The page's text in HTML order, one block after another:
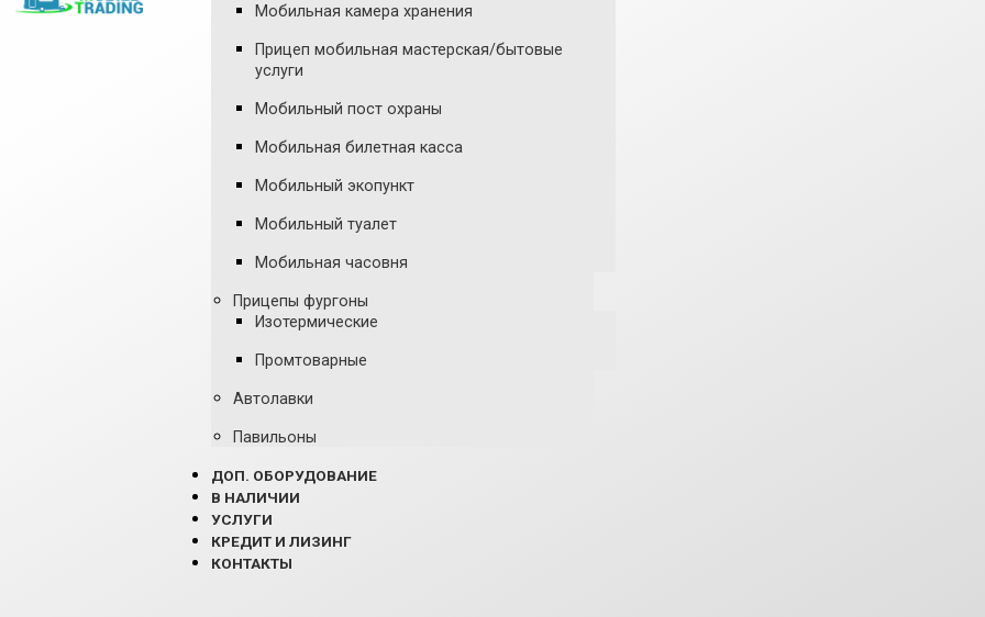
Мобильная камера хранения
Прицеп мобильная мастерская/бытовые
услуги
Мобильный пост охраны
Мобильная билетная касса
Мобильный экопункт
Мобильный туалет
Мобильная часовня
Прицепы фургоны
Изотермические
Промтоварные
Автолавки
Павильоны
ДОП. ОБОРУДОВАНИЕ
В НАЛИЧИИ
УСЛУГИ
КРЕДИТ И ЛИЗИНГ
КОНТАКТЫ